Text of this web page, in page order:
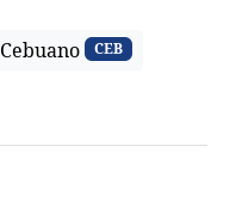
Cebuano CEB